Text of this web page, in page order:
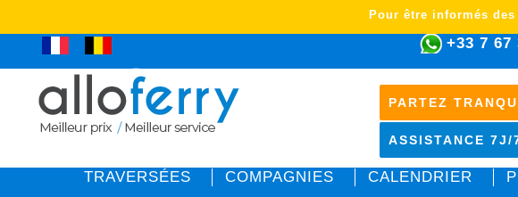
+33 7 67
PARTEZ
ASSISTANCE
TRAVERSÉES COMPAGNIES CALENDRIER
Pour être informés